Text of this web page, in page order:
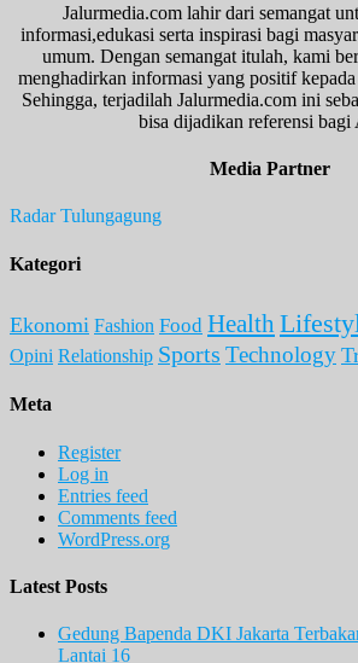
Jalurmedia.com lahir dari semangat
informasi,edukasi serta inspirasi bagi
umum. Dengan semangat itulah, kami
menghadirkan informasi yang positif
Sehingga, terjadilah Jalurmedia.com ini
bisa dijadikan referensi bagi
Media Partner
Radar Tulungagung
Kategori
Ekonomi Fashion Food Health
Opini Relationship Sports Technology
Meta
Register
Log in
Entries feed
Comments feed
WordPress.org
Latest Posts
Gedung Bapenda DKI Jakarta
Lantai 16